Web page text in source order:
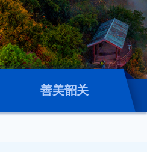
善美韶关